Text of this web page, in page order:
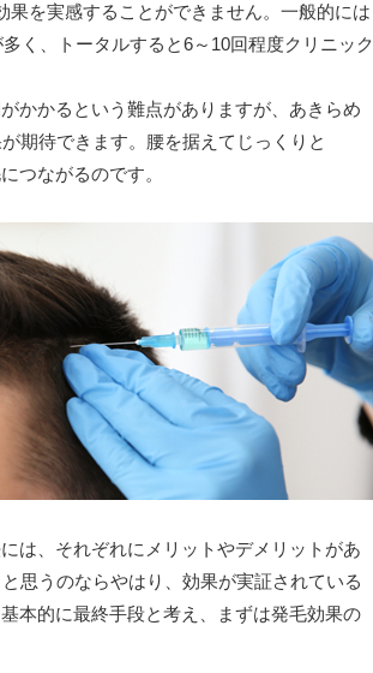
を実感することができません。一般的には
く、トータルすると6～10回程度クリニック
かかるという難点がありますが、あきらめ
期待できます。腰を据えてじっくりと
つながるのです。
は、それぞれにメリットやデメリットがあ
思うのならやはり、効果が実証されている
本的に最終手段と考え、まずは発毛効果の